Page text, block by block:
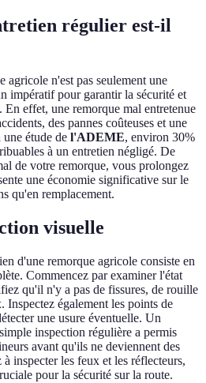
régulier est-il
agricole n'est pas seulement une
impératif pour garantir la sécurité et
effet, une remorque mal entretenue
des pannes coûteuses et une
étude de l'ADEME, environ 30%
à un entretien négligé. De
de votre remorque, vous prolongez
une économie significative sur le
qu'en remplacement.
visuelle
d'une remorque agricole consiste en
Commencez par examiner l'état
qu'il n'y a pas de fissures, de rouille
Inspectez également les points de
une usure éventuelle. Un
inspection régulière a permis
avant qu'ils ne deviennent des
à inspecter les feux et les réflecteurs,
pour la sécurité sur la route.